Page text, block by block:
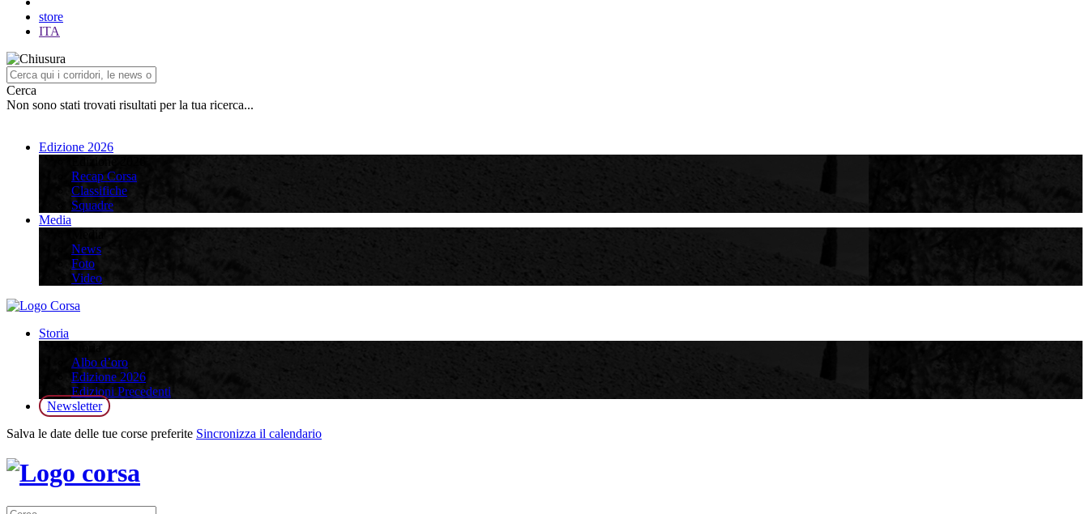
store
ITA
Cerca
Non sono stati trovati risultati per la tua ricerca...
Edizione 2026
Recap Corsa
Classifiche
Squadre
Media
News
Foto
Video
Storia
Albo d’oro
Edizione 2026
Edizioni Precedenti
Newsletter
Salva le date delle tue corse preferite Sincronizza il calendario